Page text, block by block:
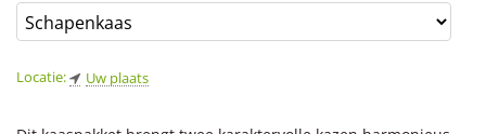
Locatie: Uw plaats